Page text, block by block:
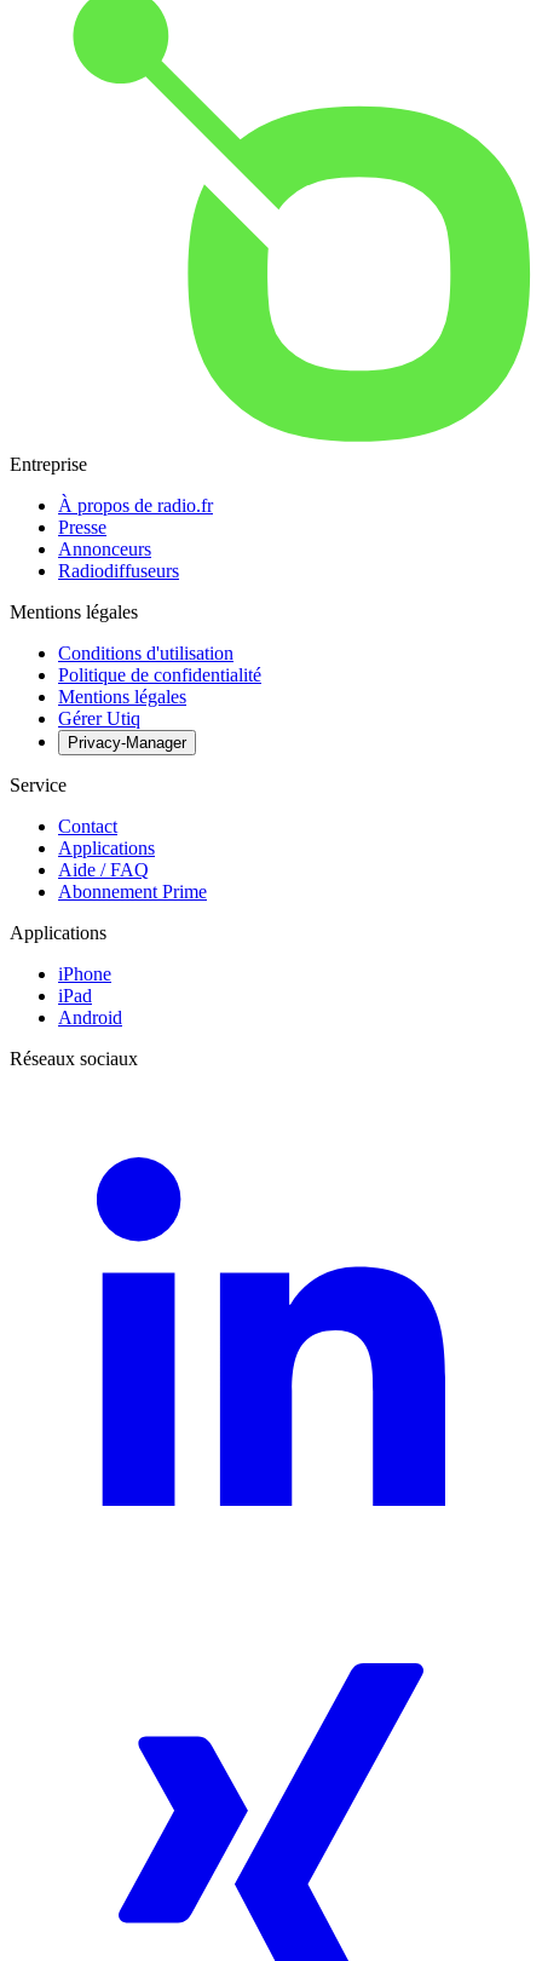
Entreprise
À propos de radio.fr
Presse
Annonceurs
Radiodiffuseurs
Mentions légales
Conditions d'utilisation
Politique de confidentialité
Mentions légales
Gérer Utiq
Privacy-Manager
Service
Contact
Applications
Aide / FAQ
Abonnement Prime
Applications
iPhone
iPad
Android
Réseaux sociaux